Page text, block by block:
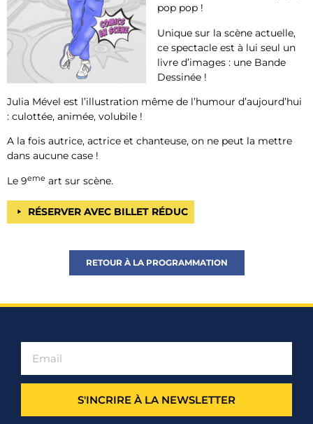
pop pop !
Unique sur la scène actuelle,
ce spectacle est à lui seul un
livre d’images : une Bande
Dessinée !
Julia Mével est l’illustration même de l’humour d’aujourd’hui
: culottée, animée, volubile !
A la fois autrice, actrice et chanteuse, on ne peut la mettre
dans aucune case !
Le 9eme art sur scène.
RÉSERVER AVEC BILLET RÉDUC
RETOUR À LA PROGRAMMATION
S'INCRIRE À LA NEWSLETTER